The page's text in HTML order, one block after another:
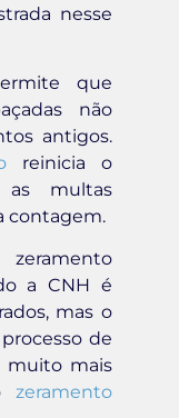
nesse
que
não
antigos.
reinicia o
multas
contagem.
a CNH é
mas o
de
muito mais
zeramento